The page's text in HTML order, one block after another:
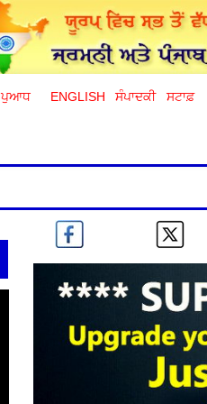
ਪੁਆਧ ENGLISH ਸੰਪਾਦਕੀ ਸਟਾਫ਼